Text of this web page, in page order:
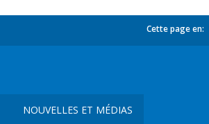
Cette page en:
NOUVELLES ET MÉDIAS